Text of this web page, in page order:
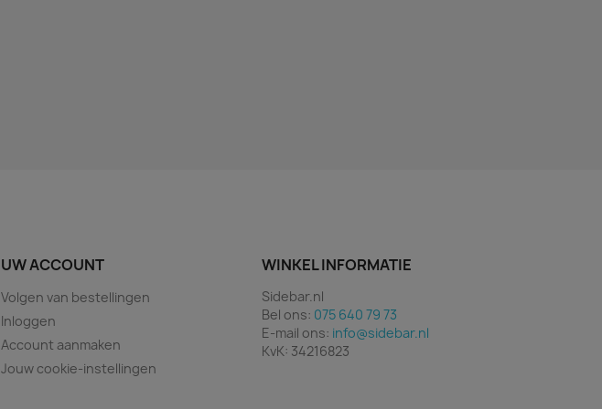
UW ACCOUNT
Volgen van bestellingen
Inloggen
Account aanmaken
Jouw cookie-instellingen
WINKEL INFORMATIE
Sidebar.nl
Bel ons: 075 640 79 73
E-mail ons: info@sidebar.nl
KvK: 34216823